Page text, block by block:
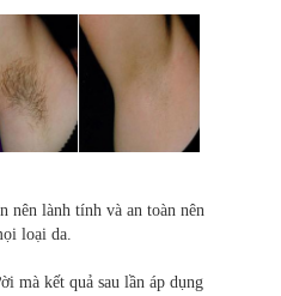
nên lành tính và an toàn nên
loại da.
mà kết quả sau lần áp dụng